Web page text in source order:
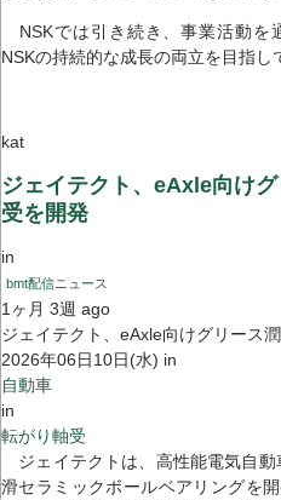
NSKでは引き続き、事業活動を
NSKの持続的な成長の両立を目指し
kat
ジェイテクト、eAxle向け
受を開発
in
bmt配信ニュース
1ヶ月 3週 ago
ジェイテクト、eAxle向けグリース
2026年06日10日(水) in
自動車
in
転がり軸受
ジェイテクトは、高性能電気自動
滑セラミックボールベアリングを